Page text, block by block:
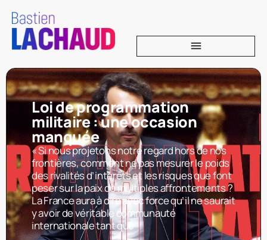
Loi de programmation
militaire : une occasion
manquée
« Si nous projetons notre regard hors de nos
frontières, comment ne pas mesurer le poids
des rivalités d’intérêts et les risques que font
peser sur la paix de multiples affrontements ?
La France aura à dire avec force qu’il ne saurait
y avoir de véritable communauté
internationale tant que